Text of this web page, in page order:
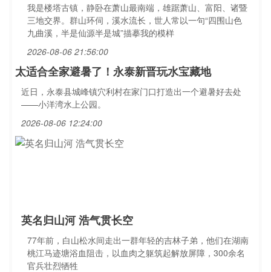
我是楼塔古镇，静卧在萧山最南端，雄踞萧山、富阳、诸暨
三地交界。群山环伺，溪水流长，世人常以一句“四围山色
九曲溪，半是仙源半是城”描摹我的模样
2026-08-06 21:56:00
太适合全家避暑了！永泰新晋玩水宝藏地
近日，永泰县城峰镇穴利村在家门口打造出一个避暑好去处
——小洋湾水上公园。
2026-08-06 12:24:00
英名归山河 浩气贯长空
77年前，白山松水间走出一群年轻的吉林子弟，他们在湖南
桃江马迹塘浴血阻击，以血肉之躯筑起解放屏障，300余名
官兵壮烈牺牲